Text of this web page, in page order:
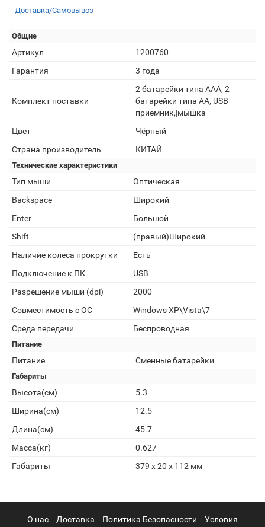
Доставка/Самовывоз
Общие
Артикул
1200760
Гарантия
3 года
Комплект поставки
2 батарейки типа AAA, 2
батарейки типа AA, USB-
приемник,|мышка
Цвет
Чёрный
Страна производитель
КИТАЙ
Технические характеристики
Тип мыши
Оптическая
Backspace
Широкий
Enter
Большой
Shift
(правый)Широкий
Наличие колеса прокрутки
Есть
Подключение к ПК
USB
Разрешение мыши (dpi)
2000
Совместимость с ОС
Windows XP\Vista\7
Среда передачи
Беспроводная
Питание
Питание Сменные батарейки
Габариты
Высота(см)
5.3
Ширина(см)
12.5
Длина(см)
45.7
Масса(кг)
0.627
Габариты
379 x 20 x 112 мм
О нас Доставка Политика Безопасности
Условия